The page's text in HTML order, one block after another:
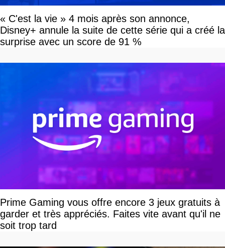
« C'est la vie » 4 mois après son annonce,
Disney+ annule la suite de cette série qui a créé la
surprise avec un score de 91 %
Prime Gaming vous offre encore 3 jeux gratuits à
garder et très appréciés. Faites vite avant qu'il ne
soit trop tard